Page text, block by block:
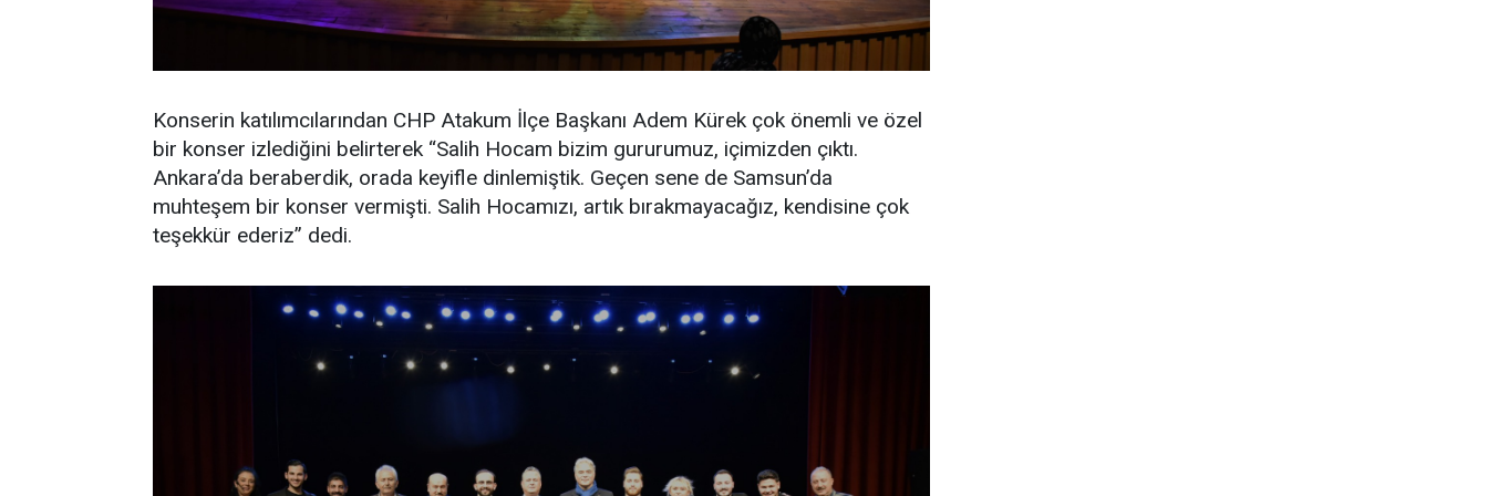
Konserin katılımcılarından CHP Atakum İlçe Başkanı Adem Kürek çok önemli ve özel
bir konser izlediğini belirterek “Salih Hocam bizim gururumuz, içimizden çıktı.
Ankara’da beraberdik, orada keyifle dinlemiştik. Geçen sene de Samsun’da
muhteşem bir konser vermişti. Salih Hocamızı, artık bırakmayacağız, kendisine çok
teşekkür ederiz” dedi.